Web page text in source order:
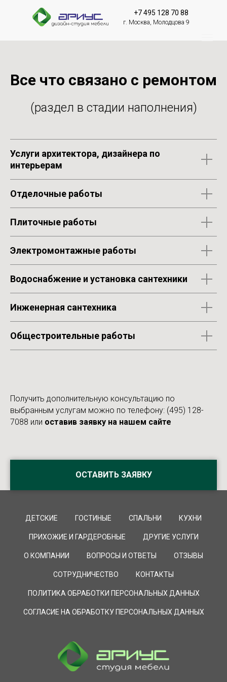
+7 495 128 70 88
г. Москва, Молодцова 9
Все что связано с ремонтом
(раздел в стадии наполнения)
Услуги архитектора, дизайнера по
интерьерам
Отделочные работы
Плиточные работы
Электромонтажные работы
Водоснабжение и установка сантехники
Инженерная сантехника
Общестроительные работы
Получить дополнительную консультацию по
выбранным услугам можно по телефону: (495) 128-
7088 или оставив заявку на нашем сайте
ОСТАВИТЬ ЗАЯВКУ
ДЕТСКИЕ ГОСТИНЫЕ СПАЛЬНИ КУХНИ
ПРИХОЖИЕ И ГАРДЕРОБНЫЕ ДРУГИЕ УСЛУГИ
О КОМПАНИИ ВОПРОСЫ И ОТВЕТЫ ОТЗЫВЫ
СОТРУДНИЧЕСТВО КОНТАКТЫ
ПОЛИТИКА ОБРАБОТКИ ПЕРСОНАЛЬНЫХ ДАННЫХ
СОГЛАСИЕ НА ОБРАБОТКУ ПЕРСОНАЛЬНЫХ ДАННЫХ